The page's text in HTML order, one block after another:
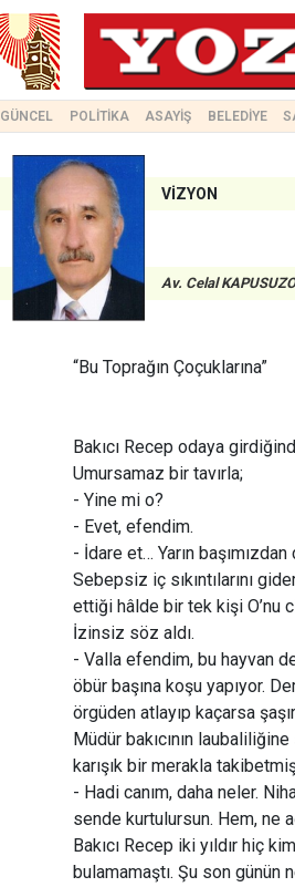
GÜNCEL POLİTİKA ASAYİŞ BELEDİYE
VİZYON
Av. Celal
“Bu Toprağın Çoçuklarına”
Bakıcı Recep odaya
Umursamaz bir tavırla;
- Yine mi o?
- Evet, efendim.
- İdare et… Yarın
Sebepsiz iç sıkıntılarını
ettiği hâlde bir tek kişi O’nu
İzinsiz söz aldı.
- Valla efendim, bu hayvan
öbür başına koşu yapıyor.
örgüden atlayıp kaçarsa
Müdür bakıcının
karışık bir merakla
- Hadi canım, daha neler.
sende kurtulursun. Hem, ne
Bakıcı Recep iki yıldır hiç
bulamamaştı. Şu son günün